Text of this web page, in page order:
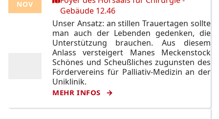
NOV
NOV
Gebäude 12.46
Unser Ansatz: an stillen Trauertagen sollte
man auch der Lebenden gedenken, die
Unterstützung brauchen. Aus diesem
Anlass versteigert Manes Meckenstock
Schönes und Scheußliches zugunsten des
Fördervereins für Palliativ-Medizin an der
Uniklinik.
MEHR INFOS